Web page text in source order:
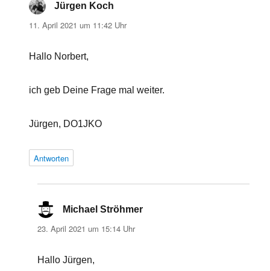
Jürgen Koch
11. April 2021 um 11:42 Uhr
Hallo Norbert,
ich geb Deine Frage mal weiter.
Jürgen, DO1JKO
Antworten
Michael Ströhmer
23. April 2021 um 15:14 Uhr
Hallo Jürgen,